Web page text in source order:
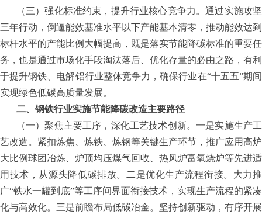
（三）强化标准约束，提升行业核心竞争力。通过实施攻坚
三年行动，倒逼能效基准水平以下产能基本清零，推动能效达到
标杆水平的产能比例大幅提高，既是落实节能降碳标准的重要任
务，也是通过市场化手段淘汰落后、优化存量的必由之路，有利
于提升钢铁、电解铝行业整体竞争力，确保行业在“十五五”期间
实现绿色低碳高质量发展。
二、钢铁行业实施节能降碳改造主要路径
（一）聚焦主要工序，深化工艺技术创新。一是实施生产工
艺改造。紧扣炼焦、炼铁、炼钢等关键生产环节，推广应用高炉
大比例球团冶炼、炉顶均压煤气回收、热风炉富氧烧炉等先进适
用技术，从源头降低碳排放。二是优化生产流程衔接。大力推
广“铁水一罐到底”等工序间界面衔接技术，实现生产流程的紧凑
化与高效化。三是前瞻布局低碳冶金。坚持创新驱动，有序开展